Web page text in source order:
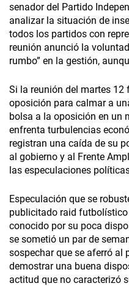
senador del Partido
analizar la situación de
todos los partidos con
reunión anunció la
rumbo” en la gestión,
Si la reunión del martes 12
oposición para calmar a
bolsa a la oposición en un
enfrenta turbulencias
registran una caída de su
al gobierno y al Frente
las especulaciones
Especulación que se
publicitado raid
conocido por su poca
se sometió un par de
sospechar que se aferró al
demostrar una buena
actitud que no caracterizó